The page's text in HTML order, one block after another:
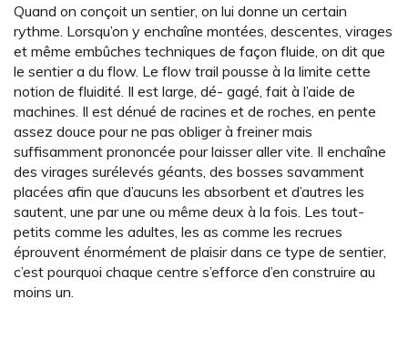
Quand on conçoit un sentier, on lui donne un certain
rythme. Lorsqu’on y enchaîne montées, descentes, virages
et même embûches techniques de façon fluide, on dit que
le sentier a du flow. Le flow trail pousse à la limite cette
notion de fluidité. Il est large, dé- gagé, fait à l’aide de
machines. Il est dénué de racines et de roches, en pente
assez douce pour ne pas obliger à freiner mais
suffisamment prononcée pour laisser aller vite. Il enchaîne
des virages surélevés géants, des bosses savamment
placées afin que d’aucuns les absorbent et d’autres les
sautent, une par une ou même deux à la fois. Les tout-
petits comme les adultes, les as comme les recrues
éprouvent énormément de plaisir dans ce type de sentier,
c’est pourquoi chaque centre s’efforce d’en construire au
moins un.